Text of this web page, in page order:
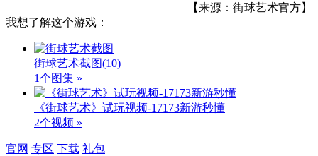
【来源：街球艺术官方】
我想了解这个游戏：
街球艺术截图(10)
1个图集 »
《街球艺术》试玩视频-17173新游秒懂
2个视频 »
官网 专区 下载 礼包